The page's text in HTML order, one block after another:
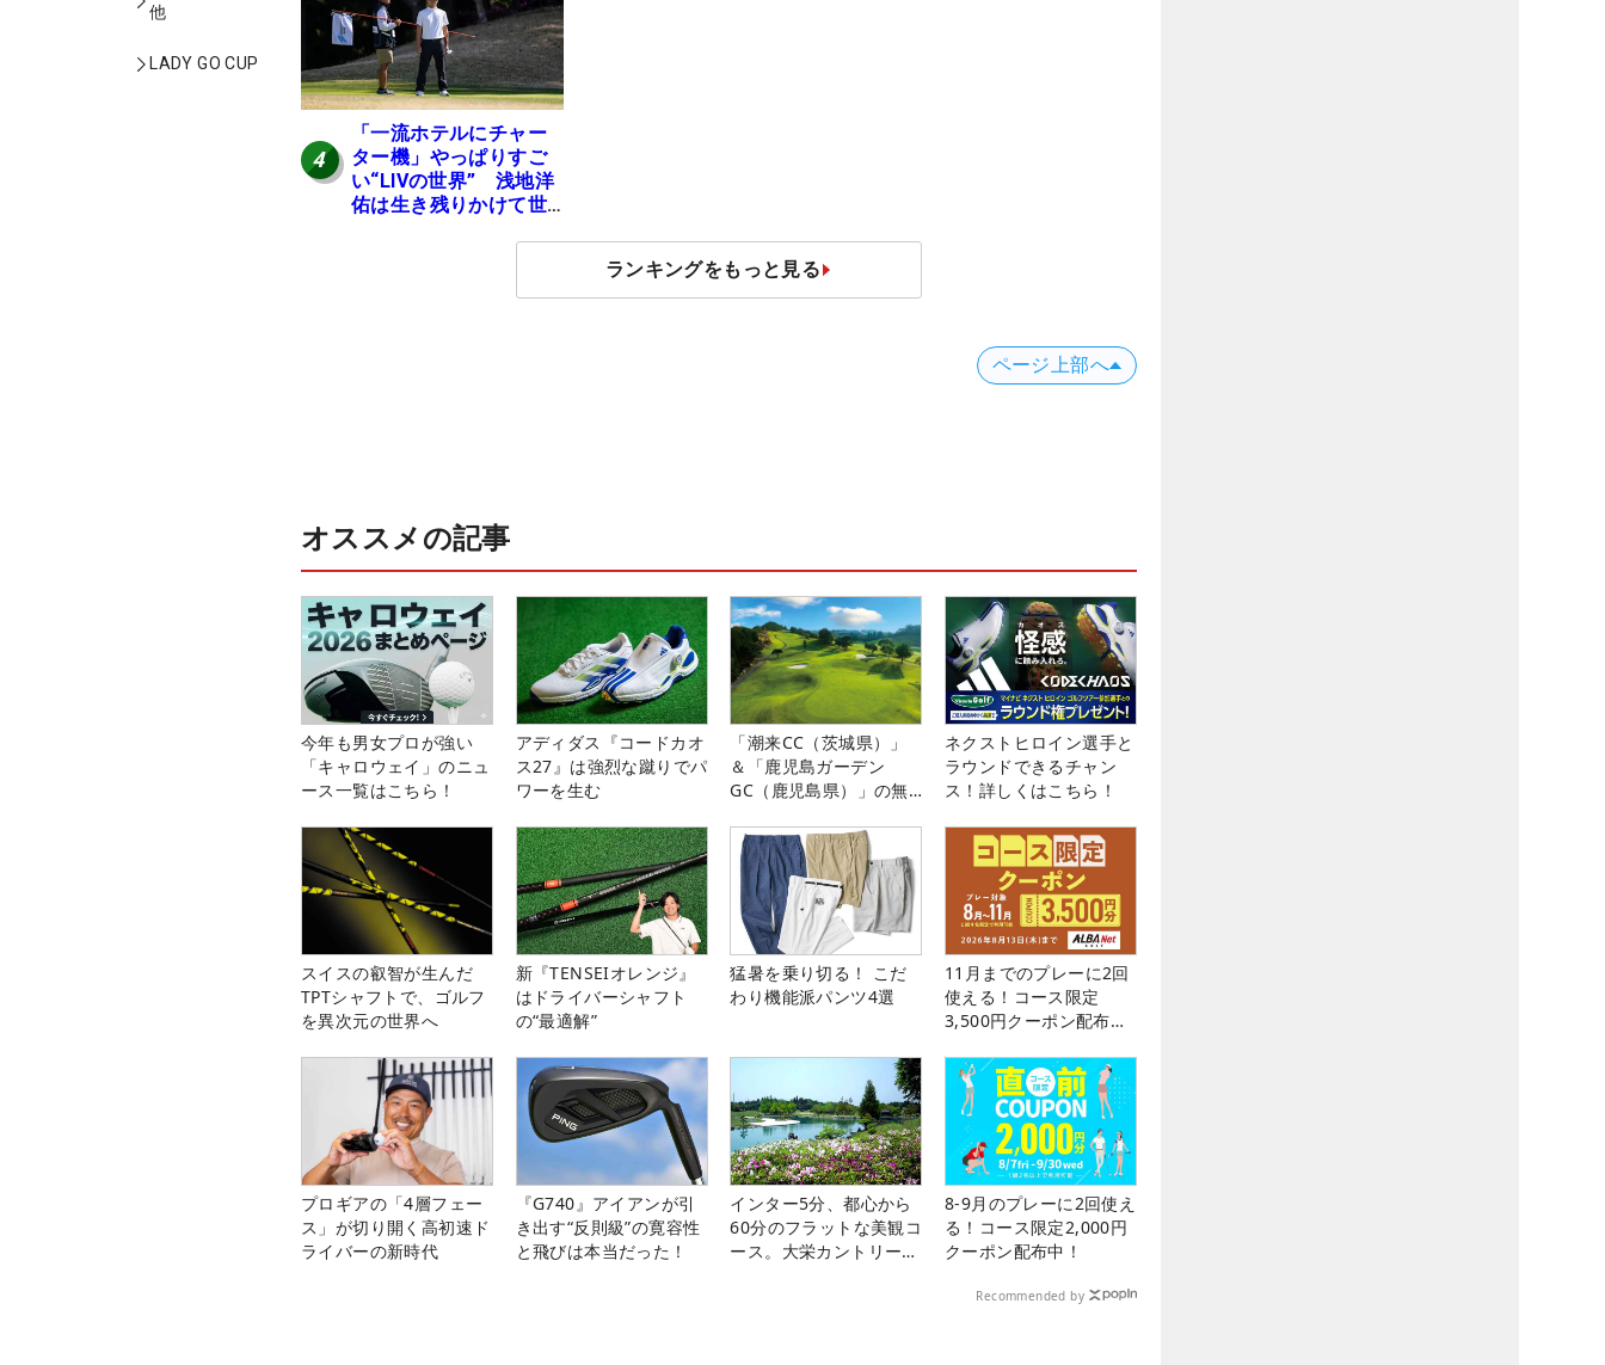
他
LADY GO CUP
4
「一流ホテルにチャー
ター機」やっぱりすご
い“LIVの世界” 浅地洋
佑は生き残りかけて世
ランキングをもっと見る
ページ上部へ
オススメの記事
今年も男女プロが強い
「キャロウェイ」のニュ
ース一覧はこちら！
アディダス『コードカオ
ス27』は強烈な蹴りでパ
ワーを生む
「潮来CC（茨城県）」
＆「鹿児島ガーデン
GC（鹿児島県）」の無
ネクストヒロイン選手と
ラウンドできるチャン
ス！詳しくはこちら！
スイスの叡智が生んだ
TPTシャフトで、ゴルフ
を異次元の世界へ
新『TENSEIオレンジ』
はドライバーシャフト
の“最適解”
猛暑を乗り切る！ こだ
わり機能派パンツ4選
11月までのプレーに2回
使える！コース限定
3,500円クーポン配布
プロギアの「4層フェー
ス」が切り開く高初速ド
ライバーの新時代
『G740』アイアンが引
き出す“反則級”の寛容性
と飛びは本当だった！
インター5分、都心から
60分のフラットな美観コ
ース。大栄カントリー俱
8-9月のプレーに2回使え
る！コース限定2,000円
クーポン配布中！
Recommended by